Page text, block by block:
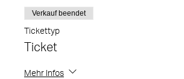
Verkauf beendet
Tickettyp
Ticket
Mehr Infos